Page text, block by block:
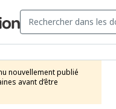
nouvellement publié
avant d’être